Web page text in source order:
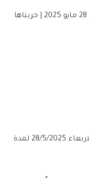
عروض نستو القصيم صفحة واحدة الاربعاء 28/5/2025 لمدة